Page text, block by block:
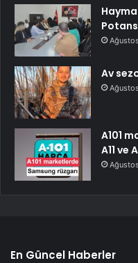
Av
A101
A11 ve
En Güncel Haberler